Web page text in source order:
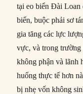
tại eo biển Đài Loan
biển, buộc phải sơ
gia tăng các lực
vực, và trong trường
không phận và lãnh
huống thực tế hơn
bị nhẹ vốn không